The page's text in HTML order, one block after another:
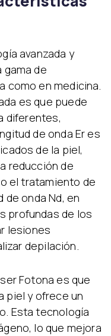
avanzada y
de
como en medicina.
es que puede
diferentes,
de onda Er es
de la piel,
reducción de
el tratamiento de
onda Nd, en
profundas de los
lesiones
depilación.
Fotona es que
piel y ofrece un
Esta tecnología
lo que mejora